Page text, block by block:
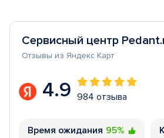
Сервисный центр
Отзывы из Яндекс Карт
4.9 984 отзыва
Время ожидания 95%